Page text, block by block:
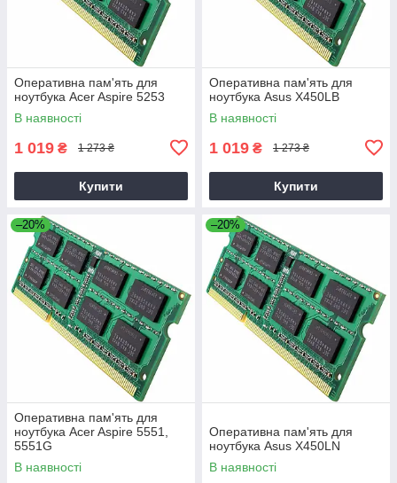
Оперативна пам'ять для
ноутбука Acer Aspire 5253
В наявності
1 019 ₴ 1 273 ₴
Купити
Оперативна пам'ять для
ноутбука Asus X450LB
В наявності
1 019 ₴ 1 273 ₴
Купити
–20%
Оперативна пам'ять для
ноутбука Acer Aspire 5551,
5551G
В наявності
–20%
Оперативна пам'ять для
ноутбука Asus X450LN
В наявності